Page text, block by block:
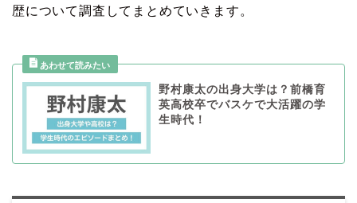
歴について調査してまとめていきます。
野村康太の出身大学は？前橋育
英高校卒でバスケで大活躍の学
生時代！